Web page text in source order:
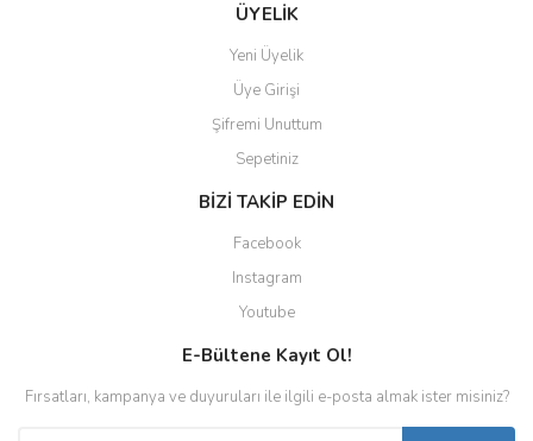
ÜYELİK
Yeni Üyelik
Üye Girişi
Şifremi Unuttum
Sepetiniz
BİZİ TAKİP EDİN
Facebook
Instagram
Youtube
E-Bültene Kayıt Ol!
Fırsatları, kampanya ve duyuruları ile ilgili e-posta almak ister misiniz?